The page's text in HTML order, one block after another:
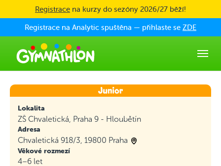
Skip to main content
Registrace na kurzy do sezóny 2026/27 běží!
Registrace na Analytic spuštěna — přihlaste se ZDE
Lokalita
ZŠ Chvaletická, Praha 9 - Hloubětín
Adresa
Chvaletická 918/3, 19800 Praha
Věkové rozmezí
4–6 let